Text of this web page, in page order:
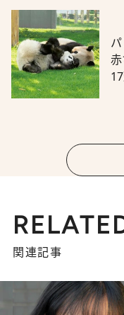
関連記事